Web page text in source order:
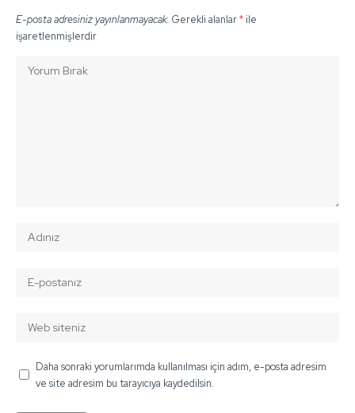
E-posta adresiniz yayınlanmayacak. Gerekli alanlar*ile
işaretlenmişlerdir
Daha sonraki yorumlarımda kullanılması için adım, e-posta adresim
ve site adresim bu tarayıcıya kaydedilsin.